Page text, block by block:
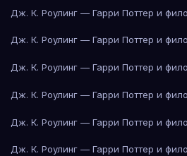
Дж. К. Роулинг — Гарри Поттер и
Дж. К. Роулинг — Гарри Поттер и
Дж. К. Роулинг — Гарри Поттер и
Дж. К. Роулинг — Гарри Поттер и
Дж. К. Роулинг — Гарри Поттер и
Дж. К. Роулинг — Гарри Поттер и